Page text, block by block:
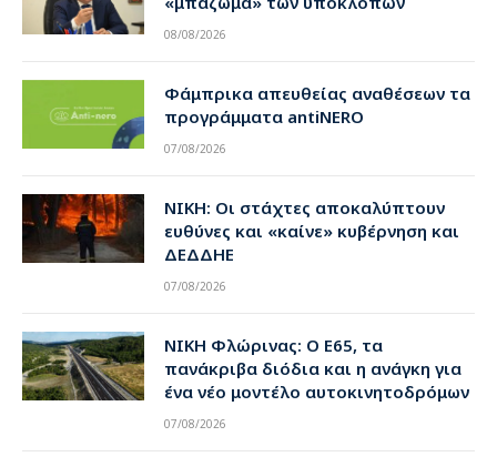
08/08/2026
Φάμπρικα απευθείας αναθέσεων τα
προγράμματα antiNERO
07/08/2026
ΝΙΚΗ: Οι στάχτες αποκαλύπτουν
ευθύνες και «καίνε» κυβέρνηση και
ΔΕΔΔΗΕ
07/08/2026
ΝΙΚΗ Φλώρινας: Ο Ε65, τα
πανάκριβα διόδια και η ανάγκη για
ένα νέο μοντέλο αυτοκινητοδρόμων
07/08/2026